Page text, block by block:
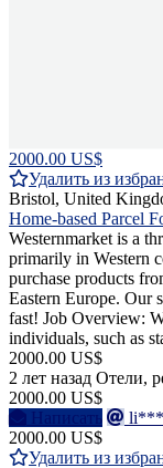
2000.00 US$
Удалить из
Bristol, United
Home-based Parcel
Westernmarket is a
primarily in Western
purchase products
Eastern Europe. Our
fast! Job Overview:
individuals, such as
2000.00 US$
2 лет назад Отели,
2000.00 US$
Написать
2000.00 US$
Удалить из